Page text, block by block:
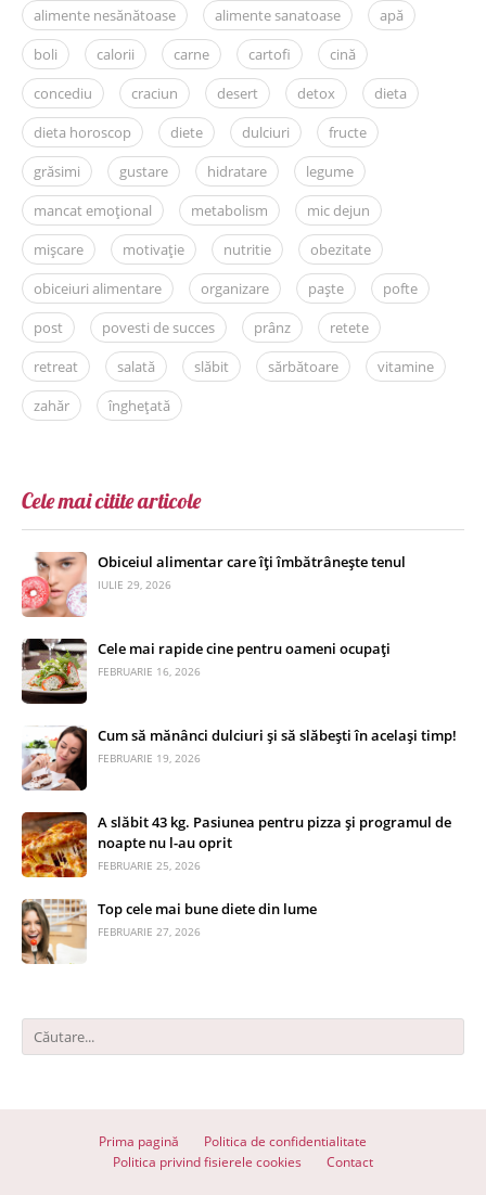
alimente nesănătoase
alimente sanatoase
apă
boli
calorii carne cartofi
cină
concediu
craciun desert detox
dieta
dieta horoscop
diete dulciuri
fructe
grăsimi
gustare hidratare
legume
mancat emoțional
metabolism
mic dejun
mișcare
motivație nutritie
obezitate
obiceiuri alimentare
organizare paște
pofte
post
povesti de succes prânz
retete
retreat
salată slăbit sărbătoare
vitamine
zahăr
înghețată
Cele mai citite articole
Obiceiul alimentar care îți îmbătrânește tenul
IULIE 29, 2026
Cele mai rapide cine pentru oameni ocupați
FEBRUARIE 16, 2026
Cum să mănânci dulciuri și să slăbești în același timp!
FEBRUARIE 19, 2026
A slăbit 43 kg. Pasiunea pentru pizza și programul de
noapte nu l-au oprit
FEBRUARIE 25, 2026
Top cele mai bune diete din lume
FEBRUARIE 27, 2026
Prima pagină
Politica de confidentialitate
Politica privind fisierele cookies
Contact